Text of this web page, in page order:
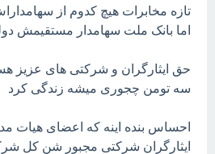
تازه مخابرات هیچ کدوم از
اما بانک ملت سهامدار مستقیمش
حق ایثارگران و شرکتی های عزیز
سه تومن چجوری میشه زندگی کرد
احساس بنده اینه که اعضای هیات
ایثارگران شرکتی مجبور شن کل